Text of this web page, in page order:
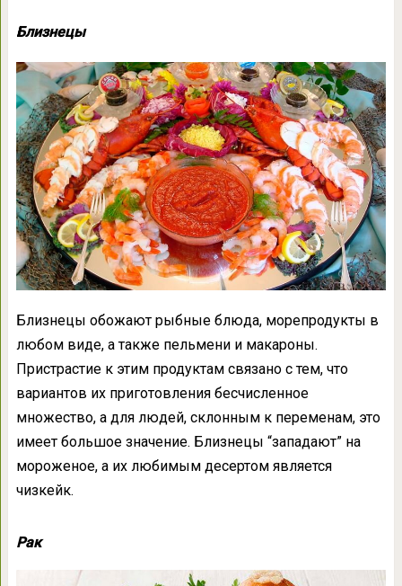
Близнецы
Близнецы обожают рыбные блюда, морепродукты в
любом виде, а также пельмени и макароны.
Пристрастие к этим продуктам связано с тем, что
вариантов их приготовления бесчисленное
множество, а для людей, склонным к переменам, это
имеет большое значение. Близнецы “западают” на
мороженое, а их любимым десертом является
чизкейк.
Рак